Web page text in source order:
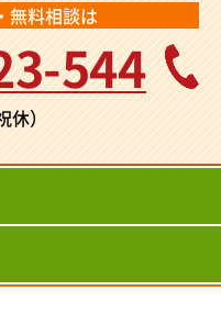
無料相談は
544
休）